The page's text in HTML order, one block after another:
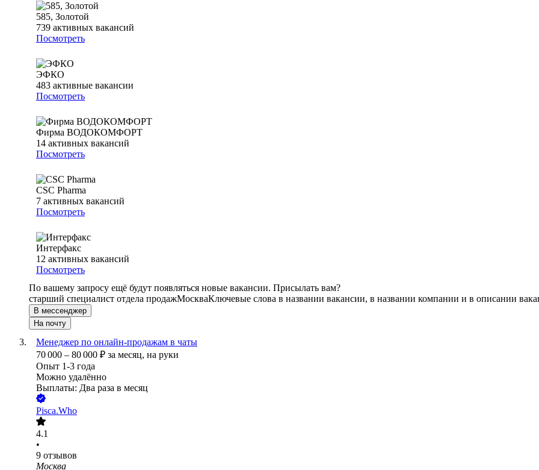
585, Золотой
739 активных вакансий
Посмотреть
ЭФКО
483 активные вакансии
Посмотреть
Фирма ВОДОКОМФОРТ
14 активных вакансий
Посмотреть
CSC Pharma
7 активных вакансий
Посмотреть
Интерфакс
12 активных вакансий
Посмотреть
По вашему запросу ещё будут появляться новые вакансии. Присылать вам?
старший специалист отдела продажМоскваКлючевые слова в названии вакансии, в названии компании и в описании
В мессенджер
На почту
Менеджер по онлайн-продажам в чаты
70 000 – 80 000 ₽ за месяц, на руки
Опыт 1-3 года
Можно удалённо
Выплаты: Два раза в месяц
Pisca.Who
4.1
•
9 отзывов
Москва